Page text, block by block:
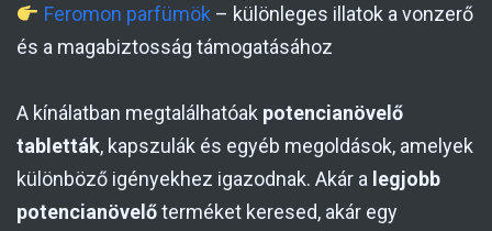
Feromon parfümök – különleges illatok a vonzerő
és a magabiztosság támogatásához
A kínálatban megtalálhatóak potencianövelő
tabletták, kapszulák és egyéb megoldások, amelyek
különböző igényekhez igazodnak. Akár a legjobb
potencianövelőterméket keresed, akár egy